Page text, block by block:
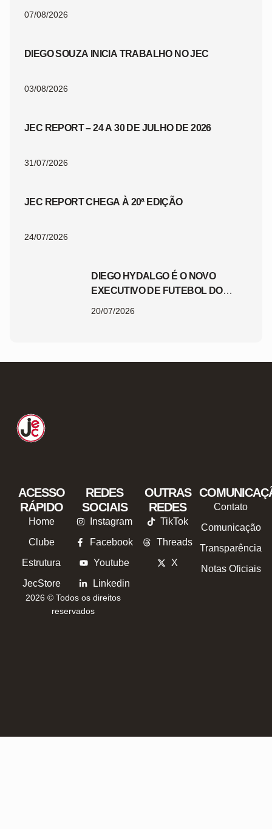
07/08/2026
DIEGO SOUZA INICIA TRABALHO NO JEC
03/08/2026
JEC REPORT – 24 A 30 DE JULHO DE 2026
31/07/2026
JEC REPORT CHEGA À 20ª EDIÇÃO
24/07/2026
DIEGO HYDALGO É O NOVO
EXECUTIVO DE FUTEBOL DO
20/07/2026
ACESSO
RÁPIDO
Home
Clube
Estrutura
JecStore
REDES
SOCIAIS
Instagram
Facebook
Youtube
Linkedin
OUTRAS
REDES
TikTok
Threads
X
Contato
Comunicação
Transparência
Notas Oficiais
2026 © Todos os direitos
reservados